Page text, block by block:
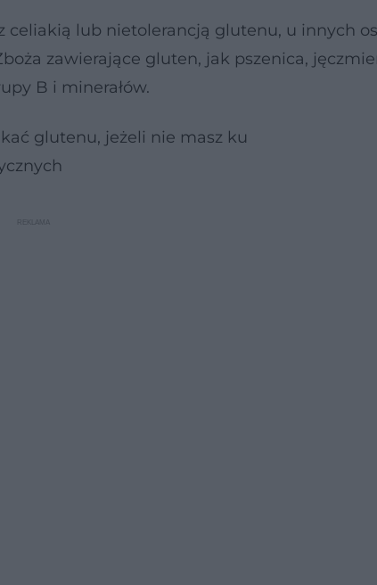
celiakią lub nietolerancją glutenu, u innych
zawierające gluten, jak pszenica,
B i minerałów.
glutenu, jeżeli nie masz ku